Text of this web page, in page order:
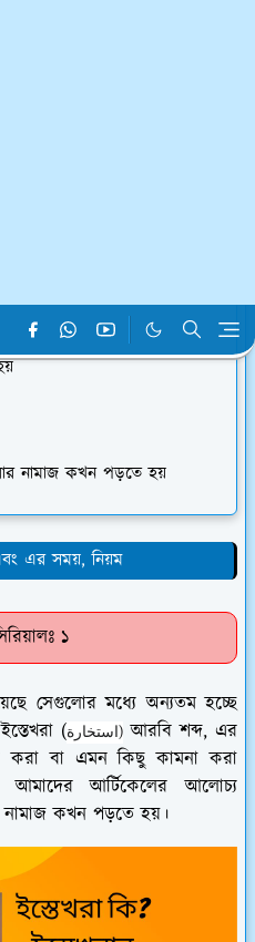
নামাজ কখন পড়তে হয়
এর সময়, নিয়ম
১
সেগুলোর মধ্যে অন্যতম হচ্ছে
(
استخارة)আরবি শব্দ, এর
করা বা এমন কিছু কামনা করা
আর্টিকেলের আলোচ্য
নামাজ কখন পড়তে হয়।